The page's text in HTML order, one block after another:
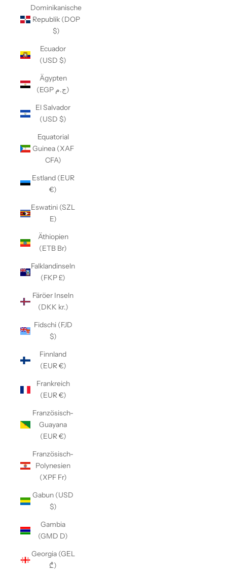
Dominikanische
Republik (DOP
$)
Ecuador
(USD $)
Ägypten
(EGP ج.م)
El Salvador
(USD $)
Equatorial
Guinea (XAF
CFA)
Estland (EUR
€)
Eswatini (SZL
E)
Äthiopien
(ETB Br)
Falklandinseln
(FKP £)
Färöer Inseln
(DKK kr.)
Fidschi (FJD
$)
Finnland
(EUR €)
Frankreich
(EUR €)
Französisch-
Guayana
(EUR €)
Französisch-
Polynesien
(XPF Fr)
Gabun (USD
$)
Gambia
(GMD D)
Georgia (GEL
₾)